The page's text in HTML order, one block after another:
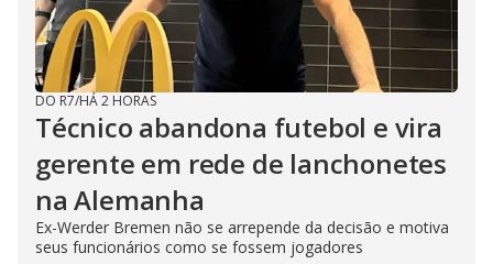
DO R7/HÁ 2 HORAS
Técnico abandona futebol e vira
gerente em rede de lanchonetes
na Alemanha
Ex-Werder Bremen não se arrepende da decisão e motiva
seus funcionários como se fossem jogadores